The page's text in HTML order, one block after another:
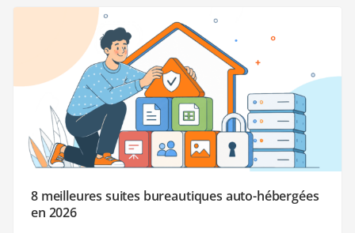
8 meilleures suites bureautiques auto-hébergées
en 2026